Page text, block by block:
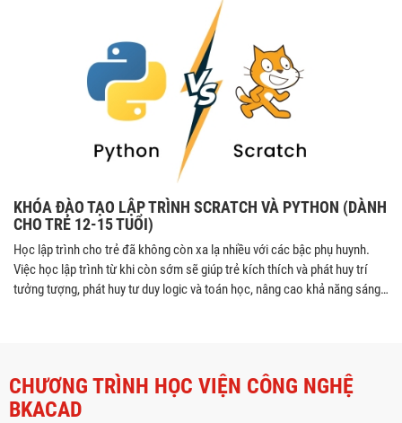
KHÓA ĐÀO TẠO LẬP TRÌNH SCRATCH VÀ PYTHON (DÀNH
CHO TRẺ 12-15 TUỔI)
Học lập trình cho trẻ đã không còn xa lạ nhiều với các bậc phụ huynh.
Việc học lập trình từ khi còn sớm sẽ giúp trẻ kích thích và phát huy trí
tưởng tượng, phát huy tư duy logic và toán học, nâng cao khả năng sáng
CHƯƠNG TRÌNH HỌC VIỆN CÔNG NGHỆ
BKACAD